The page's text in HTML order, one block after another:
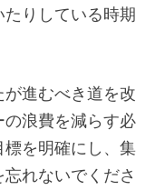
りしている時期
進むべき道を改
浪費を減らす必
を明確にし、集
れないでくださ